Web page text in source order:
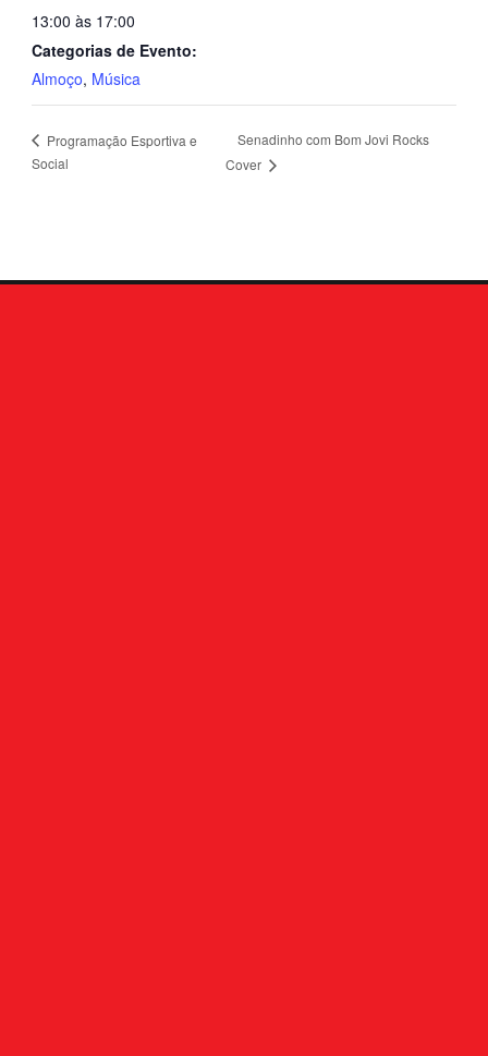
13:00 às 17:00
Categorias de Evento:
Almoço, Música
Programação Esportiva e
Social
Senadinho com Bom Jovi Rocks
Cover